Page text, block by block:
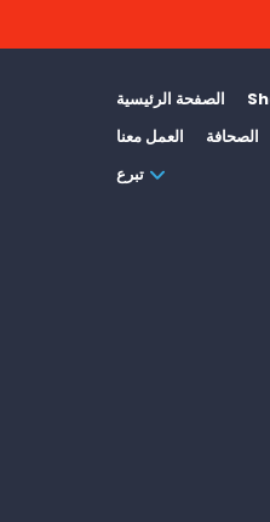
الصفحة الرئيسية
العمل معنا
الصحافة
تبرع